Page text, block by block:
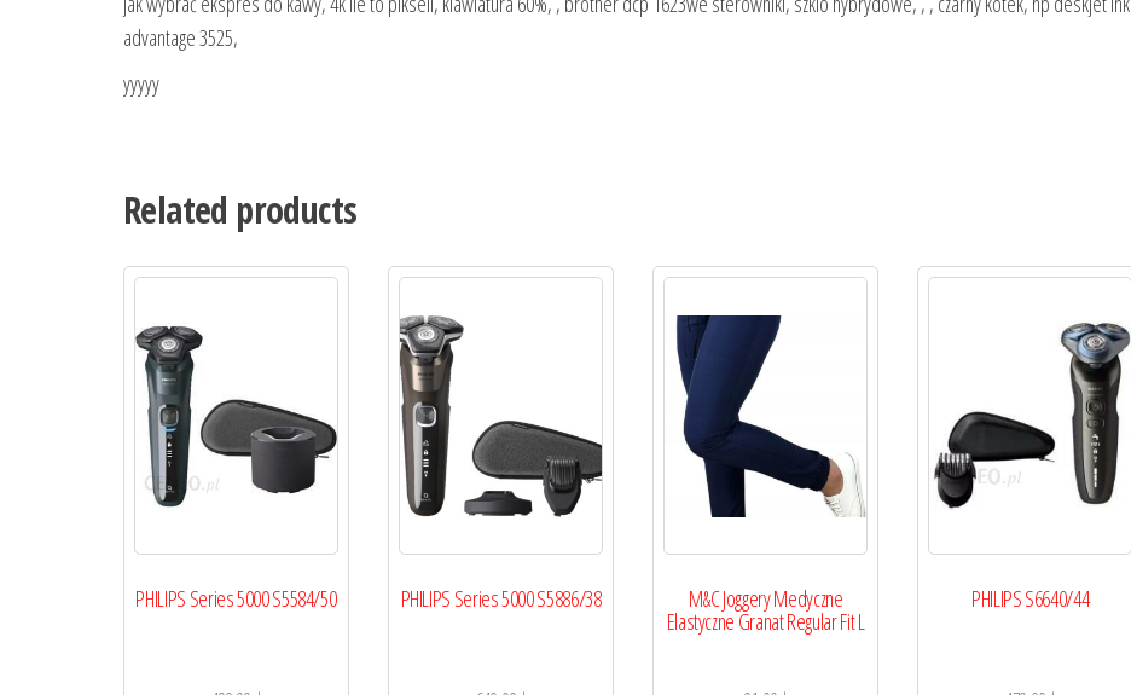
advantage 3525,
yyyyy
Related products
PHILIPS Series 5000 S5584/50 PHILIPS Series 5000 S5886/38 M&C Joggery Medyczne
Elastyczne Granat Regular Fit L
PHILIPS S6640/44